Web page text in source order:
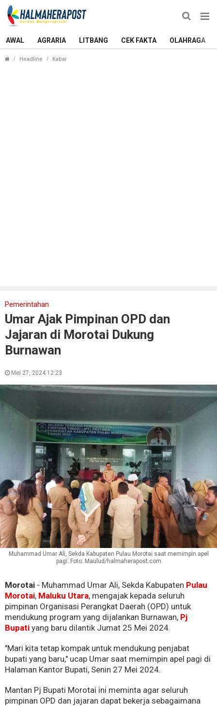
AWAL AGRARIA LITBANG CEK FAKTA OLAHRAGA
Headline Kabar
Pemerintahan
Umar Ajak Pimpinan OPD dan
Jajaran di Morotai Dukung
Burnawan
Mei 27, 2024 12:23
Muhammad Umar Ali, Sekda Kabupaten Pulau Morotai saat memimpin apel
pagi. Foto: Maulud/halmaherapost.com
Morotai - Muhammad Umar Ali, Sekda Kabupaten Pulau
Morotai, Maluku Utara, mengajak kepada seluruh
pimpinan Organisasi Perangkat Daerah (OPD) untuk
mendukung program yang dijalankan Burnawan, Pj
Bupati yang baru dilantik Jumat 25 Mei 2024.
"Mari kita tetap kompak untuk mendukung penjabat
bupati yang baru," ucap Umar saat memimpin apel pagi di
Halaman Kantor Bupati, Senin 27 Mei 2024.
Mantan Pj Bupati Morotai ini meminta agar seluruh
pimpinan OPD dan jajaran dapat bekerja sebagaimana